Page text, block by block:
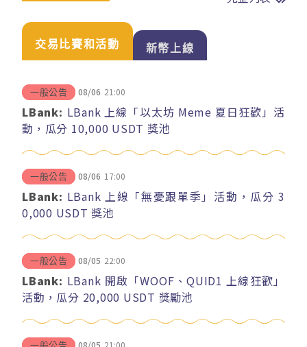
交易比賽和活動 新幣上線
一般公告 08/06 21:00
LBank: LBank 上線「以太坊 Meme 夏日狂歡」活
動，瓜分 10,000 USDT 獎池
一般公告 08/06 17:00
LBank: LBank 上線「無憂跟單季」活動，瓜分 3
0,000 USDT 獎池
一般公告 08/05 22:00
LBank: LBank 開啟「WOOF、QUID1 上線狂歡」
活動，瓜分 20,000 USDT 獎勵池
08/05 21:00